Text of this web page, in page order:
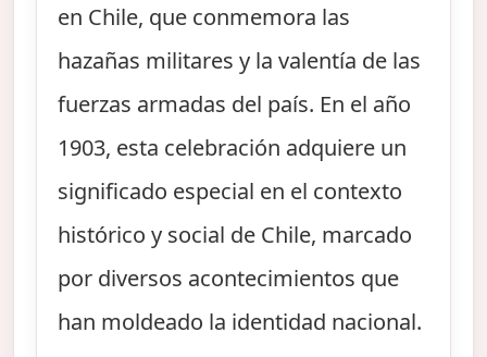
en Chile, que conmemora las
hazañas militares y la valentía de las
fuerzas armadas del país. En el año
1903, esta celebración adquiere un
significado especial en el contexto
histórico y social de Chile, marcado
por diversos acontecimientos que
han moldeado la identidad nacional.